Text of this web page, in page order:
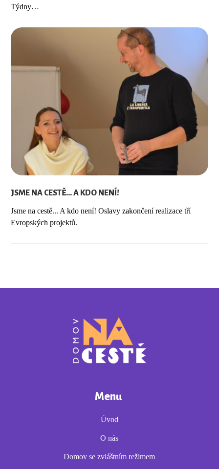
Týdny…
JSME NA CESTĚ… A KDO NENÍ!
Jsme na cestě... A kdo není! Oslavy zakončení realizace tří
Evropských projektů.
Menu
Úvod
O nás
Domov se zvláštním režimem